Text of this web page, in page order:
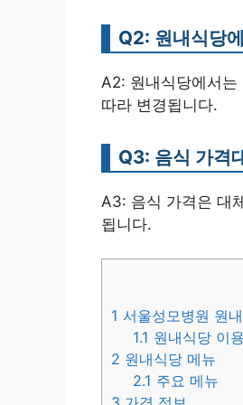
Q2: 원내식당
A2: 원내식당에서
따라 변경됩니다.
Q3: 음식 가격
A3: 음식 가격은 대
됩니다.
1 서울성모병원 원
1.1 원내식당 이
2 원내식당 메뉴
2.1 주요 메뉴